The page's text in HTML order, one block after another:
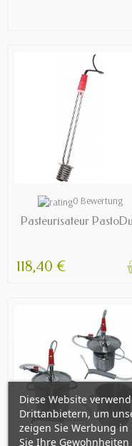
OUT OF STOCK
0 Bewertung
Pasteurisateur
118,40 €
Diese Website
Drittanbietern, um
zeigen Sie Werbung
Sie Ihre